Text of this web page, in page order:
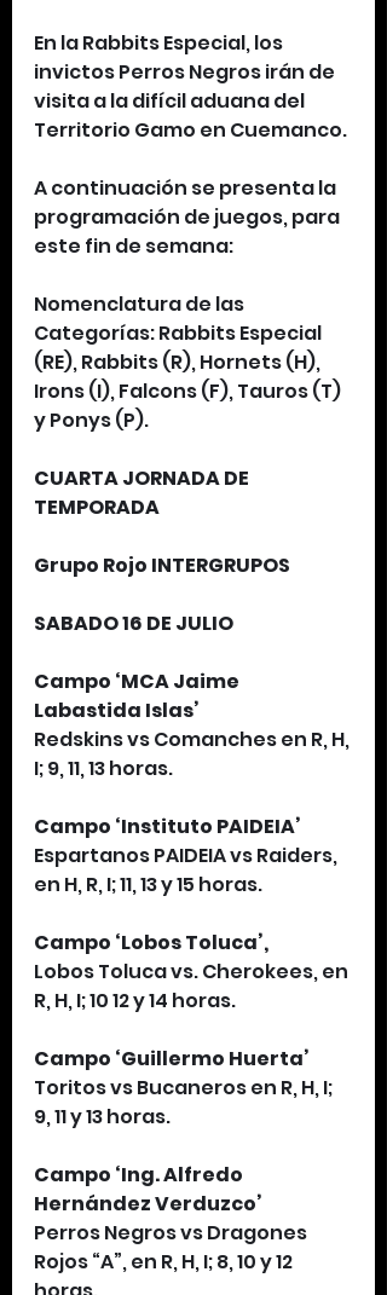
En la Rabbits Especial, los
invictos Perros Negros irán de
visita a la difícil aduana del
Territorio Gamo en Cuemanco.
A continuación se presenta la
programación de juegos, para
este fin de semana:
Nomenclatura de las
Categorías: Rabbits Especial
(RE), Rabbits (R), Hornets (H),
Irons (I), Falcons (F), Tauros (T)
y Ponys (P).
CUARTA JORNADA DE
TEMPORADA
Grupo Rojo INTERGRUPOS
SABADO 16 DE JULIO
Campo ‘MCA Jaime
Labastida Islas’
Redskins vs Comanches en R, H,
I; 9, 11, 13 horas.
Campo ‘Instituto PAIDEIA’
Espartanos PAIDEIA vs Raiders,
en H, R, I; 11, 13 y 15 horas.
Campo ‘Lobos Toluca’,
Lobos Toluca vs. Cherokees, en
R, H, I; 10 12 y 14 horas.
Campo ‘Guillermo Huerta’
Toritos vs Bucaneros en R, H, I;
9, 11 y 13 horas.
Campo ‘Ing. Alfredo
Hernández Verduzco’
Perros Negros vs Dragones
Rojos “A”, en R, H, I; 8, 10 y 12